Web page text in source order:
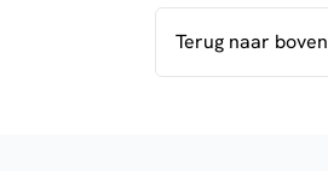
Terug naar boven